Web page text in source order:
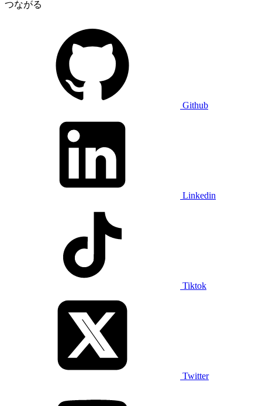
つながる
Github
Linkedin
Tiktok
Twitter